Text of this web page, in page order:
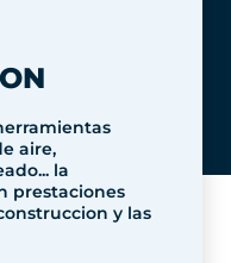
aire,
la
prestaciones
y las